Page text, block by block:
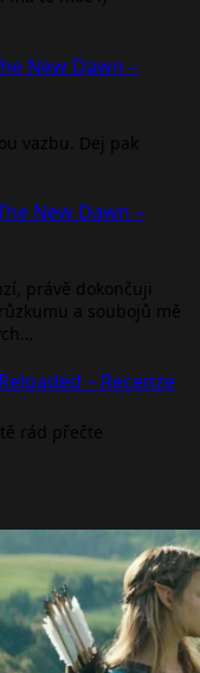
New Dawn –
vazbu. Dej pak
New Dawn –
právě dokončuji
a soubojů mě
– Recenze
rád přečte